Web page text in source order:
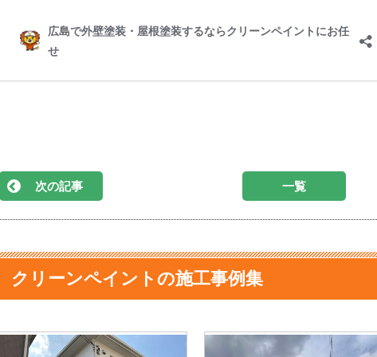
次の記事 一覧
クリーンペイントの施工事例集